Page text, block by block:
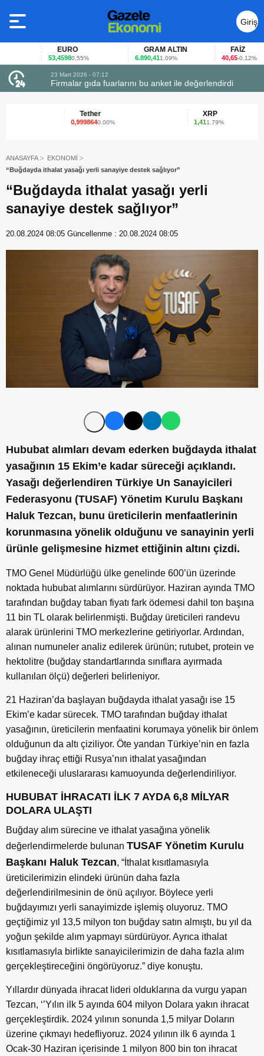
Giriş
Yap
EURO
53,45980,55%
GRAM ALTIN
6.890,411,09%
FAİZ
40,65 -0,12%
23 Mart 2026 - 07:12
Firmalar gıda fuarlarını bu anket ile değerlendirdi
0,9998640.00% 1.79%
ANASAYFA
EKONOMİ
“Buğdayda ithalat yasağı yerli sanayiye destek sağlıyor”
“Buğdayda ithalat yasağı yerli
sanayiye destek sağlıyor”
20.08.2024 08:05 Güncellenme : 20.08.2024 08:05
Hububat alımları devam ederken buğdayda ithalat
yasağının 15 Ekim’e kadar süreceği açıklandı.
Yasağı değerlendiren Türkiye Un Sanayicileri
Federasyonu (TUSAF) Yönetim Kurulu Başkanı
Haluk Tezcan, bunu üreticilerin menfaatlerinin
korunmasına yönelik olduğunu ve sanayinin yerli
ürünle gelişmesine hizmet ettiğinin altını çizdi.
TMO Genel Müdürlüğü ülke genelinde 600’ün üzerinde
noktada hububat alımlarını sürdürüyor. Haziran ayında TMO
tarafından buğday taban fiyatı fark ödemesi dahil ton başına
11 bin TL olarak belirlenmişti. Buğday üreticileri randevu
alarak ürünlerini TMO merkezlerine getiriyorlar. Ardından,
alınan numuneler analiz edilerek ürünün; rutubet, protein ve
hektolitre (buğday standartlarında sınıflara ayırmada
kullanılan ölçü) değerleri belirleniyor.
21 Haziran’da başlayan buğdayda ithalat yasağı ise 15
Ekim’e kadar sürecek. TMO tarafından buğday ithalat
yasağının, üreticilerin menfaatini korumaya yönelik bir önlem
olduğunun da altı çiziliyor. Öte yandan Türkiye’nin en fazla
buğday ihraç ettiği Rusya’nın ithalat yasağından
etkileneceği uluslararası kamuoyunda değerlendiriliyor.
HUBUBAT İHRACATI İLK 7 AYDA 6,8 MİLYAR
DOLARA ULAŞTI
Buğday alım sürecine ve ithalat yasağına yönelik
değerlendirmelerde bulunan TUSAF Yönetim Kurulu
Başkanı Haluk Tezcan, “İthalat kısıtlamasıyla
üreticilerimizin elindeki ürünün daha fazla
değerlendirilmesinin de önü açılıyor. Böylece yerli
buğdayımızı yerli sanayimizde işlemiş oluyoruz. TMO
geçtiğimiz yıl 13,5 milyon ton buğday satın almıştı, bu yıl da
yoğun şekilde alım yapmayı sürdürüyor. Ayrıca ithalat
kısıtlamasıyla birlikte sanayicilerimizin de daha fazla alım
gerçekleştireceğini öngörüyoruz.” diye konuştu.
Yıllardır dünyada ihracat lideri olduklarına da vurgu yapan
Tezcan, ‘’Yılın ilk 5 ayında 604 milyon Dolara yakın ihracat
gerçekleştirdik. 2024 yılının sonunda 1,5 milyar Doların
üzerine çıkmayı hedefliyoruz. 2024 yılının ilk 6 ayında 1
Ocak-30 Haziran içerisinde 1 milyon 800 bin ton ihracat